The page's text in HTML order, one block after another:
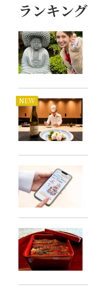
ランキング
NEW